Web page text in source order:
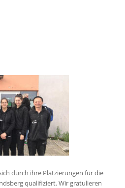
durch ihre Platzierungen für die
qualifiziert. Wir gratulieren